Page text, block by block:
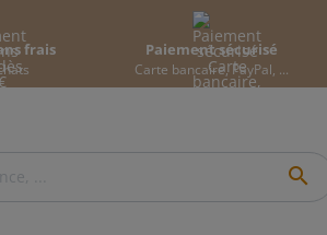
frais Paiement sécurisé
Carte bancaire, PayPal, ...
search